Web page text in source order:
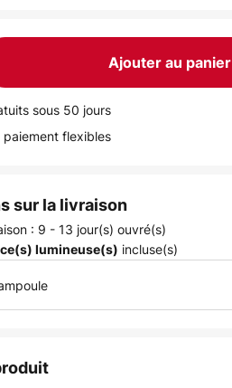
Ajouter au panier
sous 50 jours
flexibles
sur la livraison
: 9 - 13 jour(s) ouvré(s)
lumineuse(s) incluse(s)